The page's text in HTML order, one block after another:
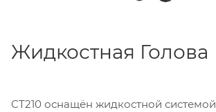
Жидкостная Голова
CT210 оснащён жидкостной системой